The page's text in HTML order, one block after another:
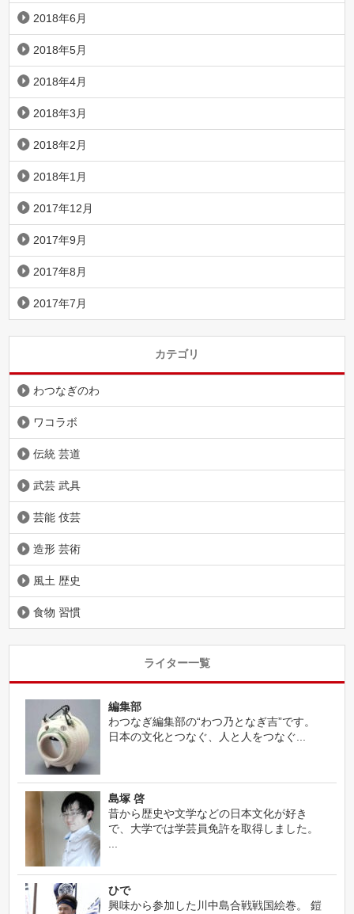
2018年6月
2018年5月
2018年4月
2018年3月
2018年2月
2018年1月
2017年12月
2017年9月
2017年8月
2017年7月
カテゴリ
わつなぎのわ
ワコラボ
伝統 芸道
武芸 武具
芸能 伎芸
造形 芸術
風土 歴史
食物 習慣
ライター一覧
編集部
わつなぎ編集部の“わつ乃となぎ吉”です。
日本の文化とつなぐ、人と人をつなぐ...
島塚 啓
昔から歴史や文学などの日本文化が好き
で、大学では学芸員免許を取得しました。
ひで
興味から参加した川中島合戦戦国絵巻。 鎧